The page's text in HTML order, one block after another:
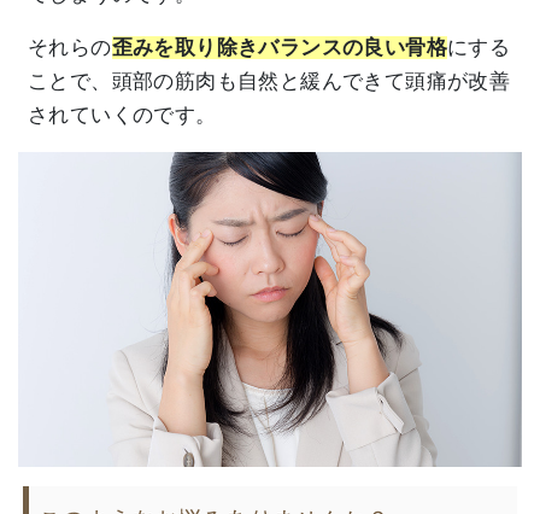
それらの歪みを取り除きバランスの良い骨格にする
ことで、頭部の筋肉も自然と緩んできて頭痛が改善
されていくのです。